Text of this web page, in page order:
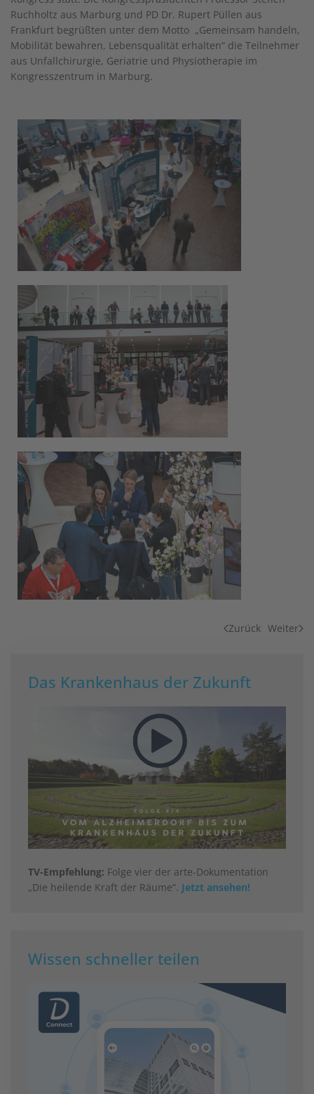
Ruchholtz aus Marburg und PD Dr. Rupert Püllen aus
Frankfurt begrüßten unter dem Motto „Gemeinsam handeln,
Mobilität bewahren, Lebensqualität erhalten“ die Teilnehmer
aus Unfallchirurgie, Geriatrie und Physiotherapie im
Kongresszentrum in Marburg.
Zurück Weiter
Das Krankenhaus der Zukunft
TV-Empfehlung: Folge vier der arte-Dokumentation
„Die heilende Kraft der Räume“. Jetzt ansehen!
Wissen schneller teilen